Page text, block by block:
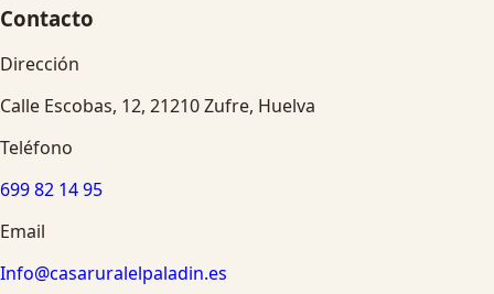
Contacto
Dirección
Calle Escobas, 12, 21210 Zufre, Huelva
Teléfono
699 82 14 95
Email
Info@casaruralelpaladin.es